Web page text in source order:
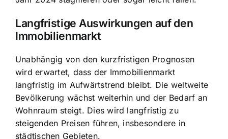
Langfristige Auswirkungen auf den
Immobilienmarkt
Unabhängig von den kurzfristigen Prognosen
wird erwartet, dass der Immobilienmarkt
langfristig im Aufwärtstrend bleibt. Die weltweite
Bevölkerung wächst weiterhin und der Bedarf an
Wohnraum steigt. Dies wird langfristig zu
steigenden Preisen führen, insbesondere in
städtischen Gebieten.